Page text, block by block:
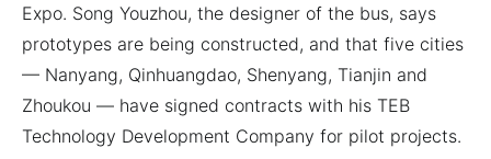
Expo. Song Youzhou, the designer of the bus, says
prototypes are being constructed, and that five cities
— Nanyang, Qinhuangdao, Shenyang, Tianjin and
Zhoukou — have signed contracts with his TEB
Technology Development Company for pilot projects.